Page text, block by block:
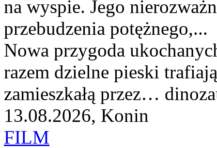
na wyspie. Jego
przebudzenia potężnego,...
Nowa przygoda
razem dzielne pieski
zamieszkałą przez…
13.08.2026, Konin
FILM